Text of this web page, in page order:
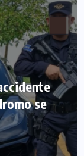
se